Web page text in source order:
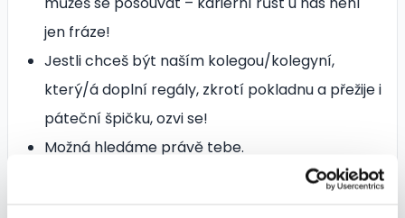
jen fráze!
Jestli chceš být naším kolegou/kolegyní,
který/á doplní regály, zkrotí pokladnu a přežije i
páteční špičku, ozvi se!
Možná hledáme právě tebe.